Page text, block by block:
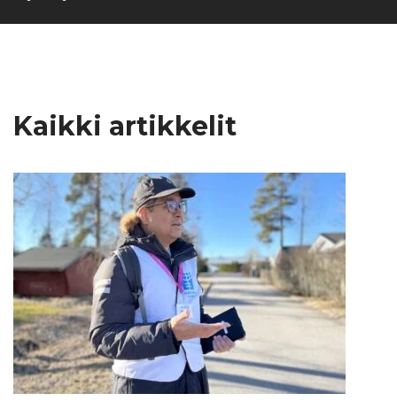
Kaikki artikkelit